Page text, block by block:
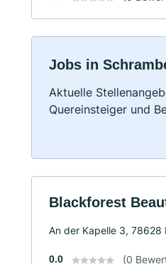
Jobs in
Aktuelle
Quereinsteiger und
Blackforest
An der Kapelle 3, 78628
0.0 (0